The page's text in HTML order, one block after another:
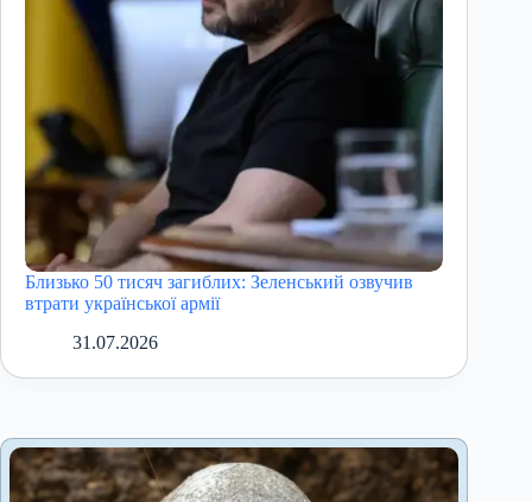
Близько 50 тисяч загиблих: Зеленський озвучив
втрати української армії
31.07.2026